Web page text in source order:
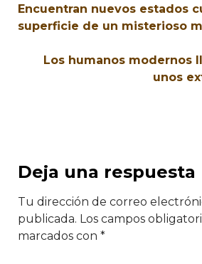
Encuentran nuevos estados
superficie de un misterioso
Los humanos modernos
unos
Deja una respuesta
Tu dirección de correo
publicada. Los campos
marcados con *